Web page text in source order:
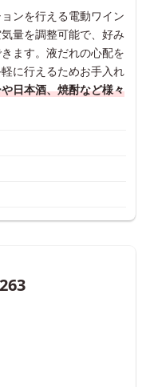
ンを行える電動ワイン
量を調整可能で、好み
ます。液だれの心配を
に行えるためお手入れ
日本酒、焼酎など様々